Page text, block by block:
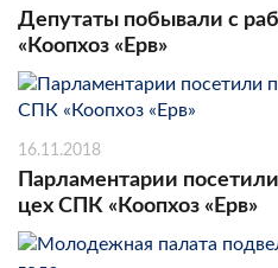
Депутаты побывали с
«Коопхоз «Ерв»
16.11.2018
Парламентарии
цех СПК «Коопхоз «Ерв»